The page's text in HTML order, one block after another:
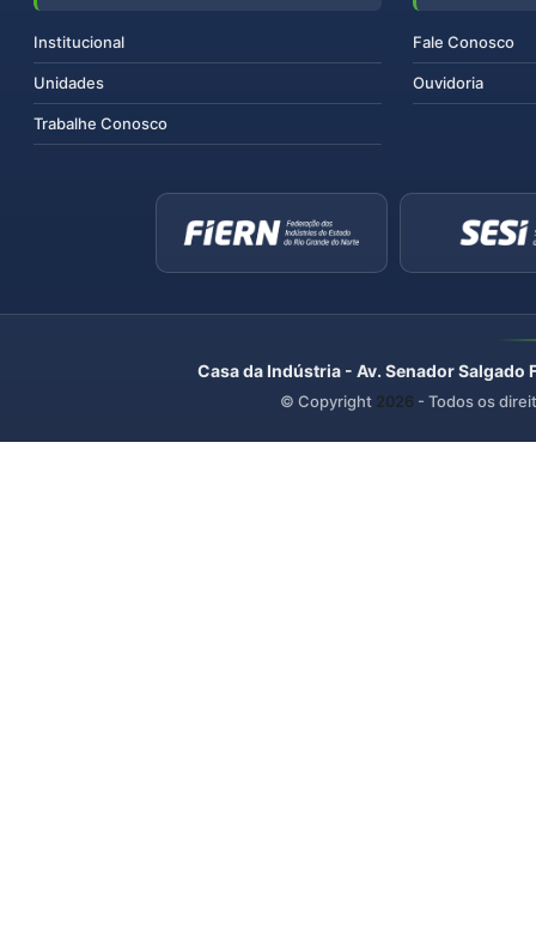
Institucional
Unidades
Trabalhe Conosco
Fale Conosco
Ouvidoria
Casa da Indústria - Av. Senador
© Copyright 2026 - Todos os